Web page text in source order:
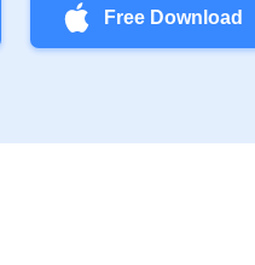
Free Download